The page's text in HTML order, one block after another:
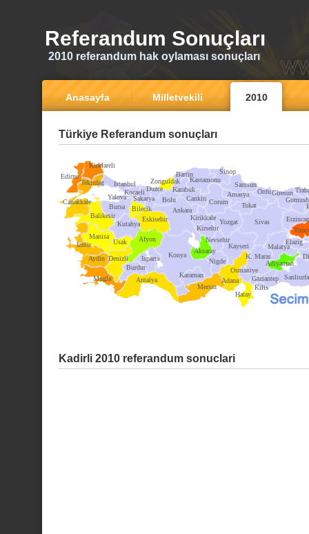
Referandum Sonuçları
2010 referandum hak oylaması sonuçları
Anasayfa Milletvekili 2010
Türkiye Referandum sonuçları
Ankara
Kirklareli
Edirne
Tekirdag
Canakkale
Balikesir
Bursa
Istanbul
Kocaeli
Sakarya
Zonguldak
Bolu
Bilecik
Eskisehir
Kutahya
Manisa
Izmir
Aydin
Mugla
Denizli
Burdur
Usak Afyon
Isparta
Antalya
Konya
Mersin
Kirsehir
Cankiri
Kastamonu
Sinop
Corum
Yozgat
Nevsehir
Nigde
Adana
Hatay
K. Maras
Kayseri
Sivas
Tokat
Amasya
Samsun
OrduGiresun
Erzincan
Malatya
Gaziantep Sanliurfa
Adiyaman
Elazig
Kirikkale
Karaman
Aksaray
Kilis
Duzce Karabuk
Bartin
Osmaniye
Yalova
Kadirli 2010 referandum sonuclari